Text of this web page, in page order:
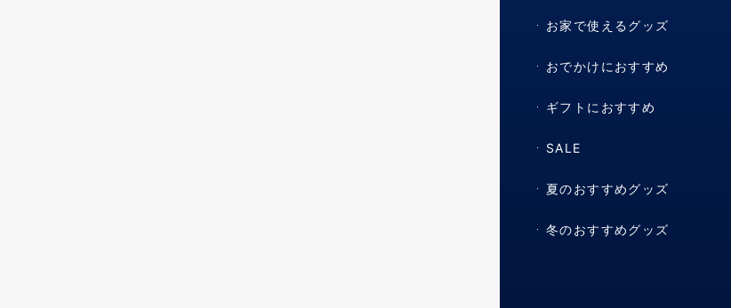
お家で使えるグッズ
おでかけにおすすめ
ギフトにおすすめ
SALE
夏のおすすめグッズ
冬のおすすめグッズ